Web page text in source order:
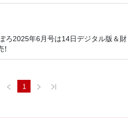
ぽろ2025年6月号は14日デジタル版＆財
1